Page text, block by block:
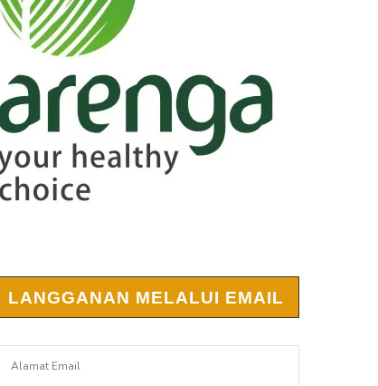
LANGGANAN MELALUI EMAIL